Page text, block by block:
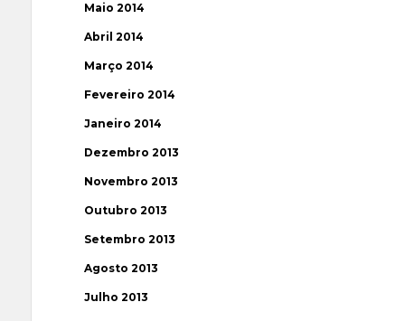
Maio 2014
Abril 2014
Março 2014
Fevereiro 2014
Janeiro 2014
Dezembro 2013
Novembro 2013
Outubro 2013
Setembro 2013
Agosto 2013
Julho 2013